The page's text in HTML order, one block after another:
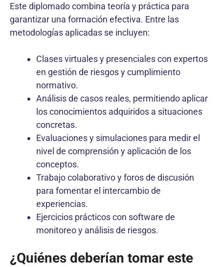
Este diplomado combina teoría y práctica para
garantizar una formación efectiva. Entre las
metodologías aplicadas se incluyen:
Clases virtuales y presenciales con expertos
en gestión de riesgos y cumplimiento
normativo.
Análisis de casos reales, permitiendo aplicar
los conocimientos adquiridos a situaciones
concretas.
Evaluaciones y simulaciones para medir el
nivel de comprensión y aplicación de los
conceptos.
Trabajo colaborativo y foros de discusión
para fomentar el intercambio de
experiencias.
Ejercicios prácticos con software de
monitoreo y análisis de riesgos.
¿Quiénes deberían tomar este